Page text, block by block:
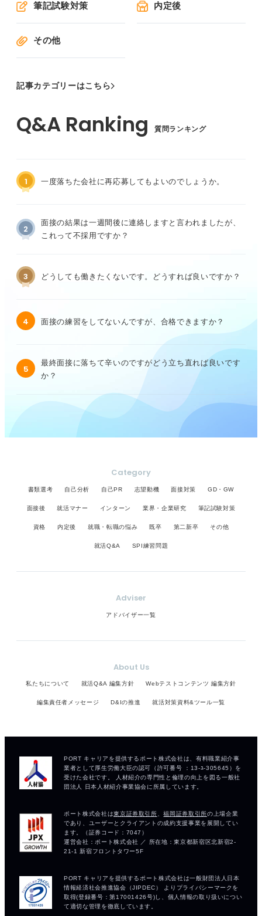
筆記試験対策 内定後
その他
記事カテゴリーはこちら
質問ランキング
1 一度落ちた会社に再応募してもよいのでしょうか。
2
面接の結果は一週間後に連絡しますと言われましたが、
これって不採用ですか？
3 どうしても働きたくないです。どうすれば良いですか？
4 面接の練習をしてないんですが、合格できますか？
5
最終面接に落ちて辛いのですがどう立ち直れば良いです
か？
Category
書類選考 自己分析 自己PR 志望動機 面接対策 GD・GW
面接後 就活マナー インターン 業界・企業研究 筆記試験対策
資格 内定後 就職・転職の悩み 既卒 第二新卒 その他
就活Q&A SPI練習問題
Adviser
アドバイザー一覧
About Us
私たちについて 就活Q&A 編集方針 Webテストコンテンツ 編集方針
編集責任者メッセージ D&Iの推進 就活対策資料&ツール一覧